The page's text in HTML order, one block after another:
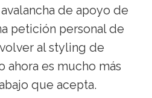
de apoyo de
petición personal de
al styling de
ahora es mucho más
que acepta.